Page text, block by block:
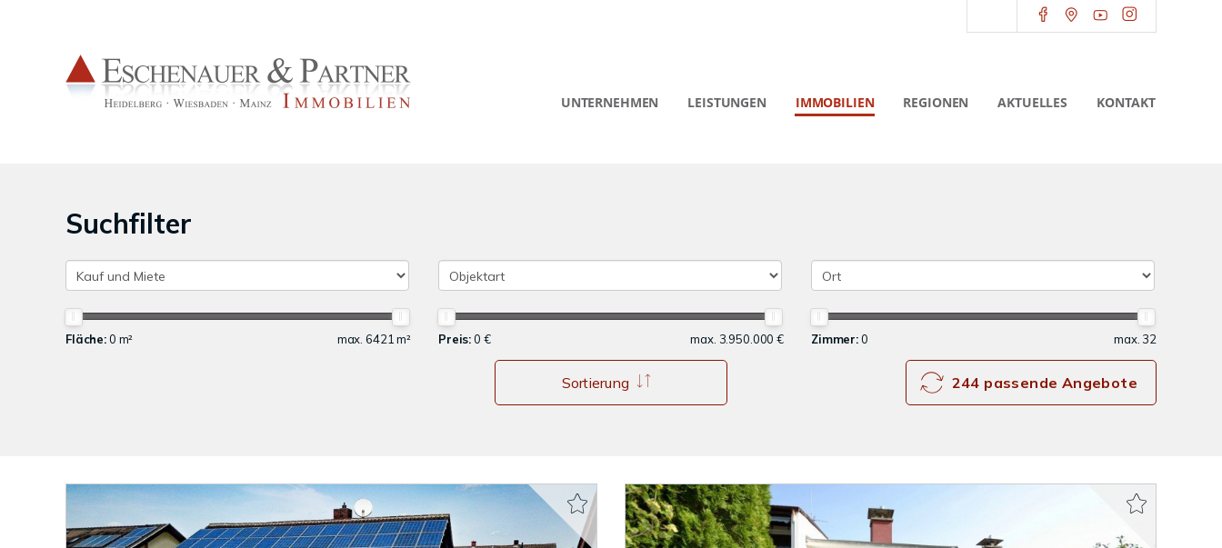
UNTERNEHMEN LEISTUNGEN IMMOBILIEN REGIONEN AKTUELLES KONTAKT
Suchfilter
Fläche:0 m² max. 6421 m² Preis:0 € max. 3.950.000 € Zimmer:0 max. 32
Sortierung 244 passende Angebote